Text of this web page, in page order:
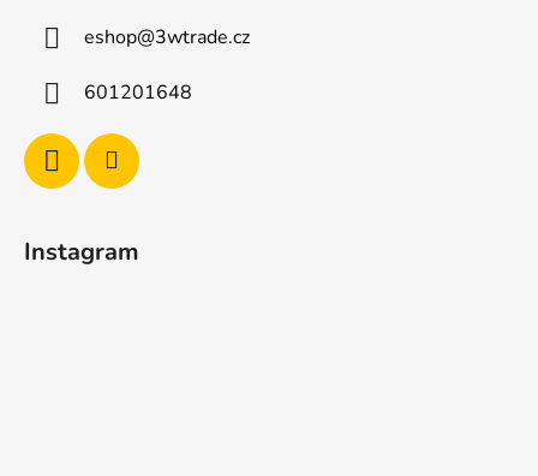
eshop@3wtrade.cz
601201648
Instagram